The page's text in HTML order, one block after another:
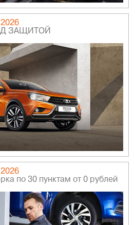
ЗАЩИТОЙ
по 30 пунктам от 0 рублей